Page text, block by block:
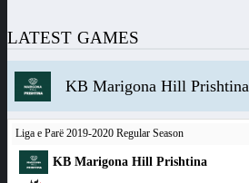
LATEST GAMES
KB Marigona Hill Prishtina
Liga e Parë 2019-2020 Regular Season
KB Marigona Hill Prishtina